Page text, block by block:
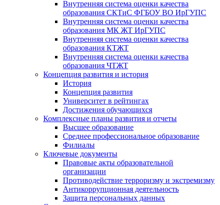
Внутренняя система оценки качества
образования СКТиС ФГБОУ ВО ИрГУПС
Внутренняя система оценки качества
образования МК ЖТ ИрГУПС
Внутренняя система оценки качества
образования КТЖТ
Внутренняя система оценки качества
образования ЧТЖТ
Концепция развития и история
История
Концепция развития
Университет в рейтингах
Достижения обучающихся
Комплексные планы развития и отчеты
Высшее образование
Среднее профессиональное образование
Филиалы
Ключевые документы
Правовые акты образовательной
организации
Противодействие терроризму и экстремизму
Антикоррупционная деятельность
Защита персональных данных